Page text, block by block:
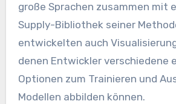
große Sprachen zusammen mit
Supply-Bibliothek seiner
entwickelten auch
denen Entwickler verschiedene
Optionen zum Trainieren und
Modellen abbilden können.